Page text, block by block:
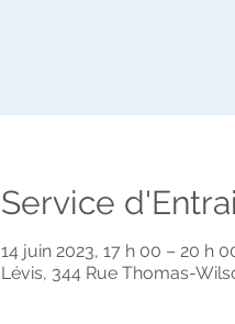
Service
14 juin 2023, 17 h 00 – 20 h
Lévis, 344 Rue Thomas-